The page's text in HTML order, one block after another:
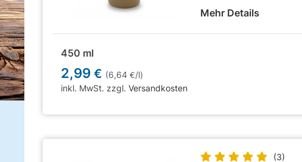
Mehr Details
450 ml
2,99€ (6,64€/l)
inkl. MwSt. zzgl.Versandkosten
(3)